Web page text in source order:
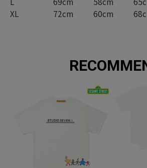
XL
72cm 60cm